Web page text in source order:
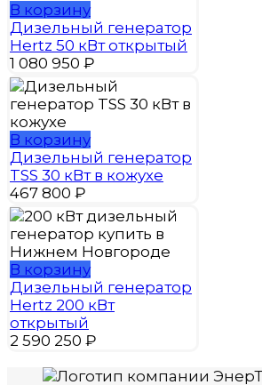
В корзину
Дизельный генератор
Hertz 50 кВт открытый
1 080 950 ₽
В корзину
Дизельный генератор
TSS 30 кВт в кожухе
467 800 ₽
В корзину
Дизельный генератор
Hertz 200 кВт
открытый
2 590 250 ₽